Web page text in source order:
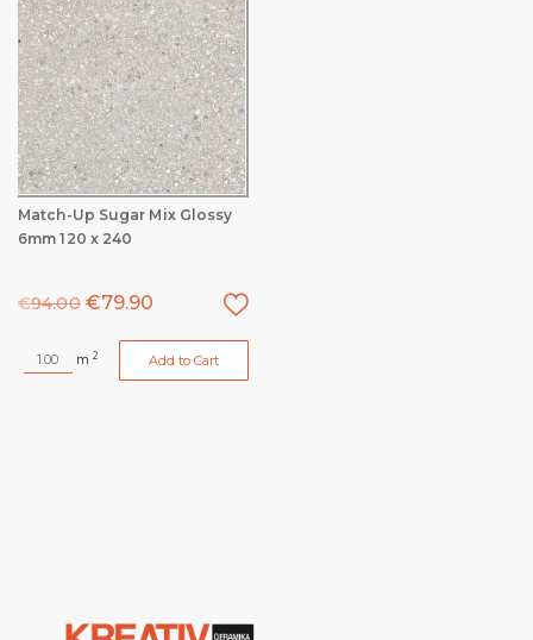
Match-Up Sugar Mix Glossy
6mm 120 x 240
€94.00 €79.90
m 2 Add to Cart